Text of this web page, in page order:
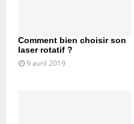
Comment bien choisir son
laser rotatif ?
9 avril 2019